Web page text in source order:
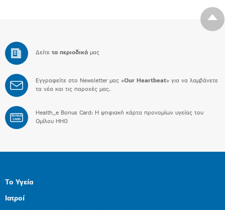
Δείτε τα περιοδικά μας
Εγγραφείτε στο Newsletter μας «Our Heartbeat» για να λαμβάνετε
τα νέα και τις παροχές μας.
BONUS
CARD
Health_e Bonus Card: H ψηφιακή κάρτα προνομίων υγείας του
Ομίλου HHG
Το Υγεία
Ιατροί